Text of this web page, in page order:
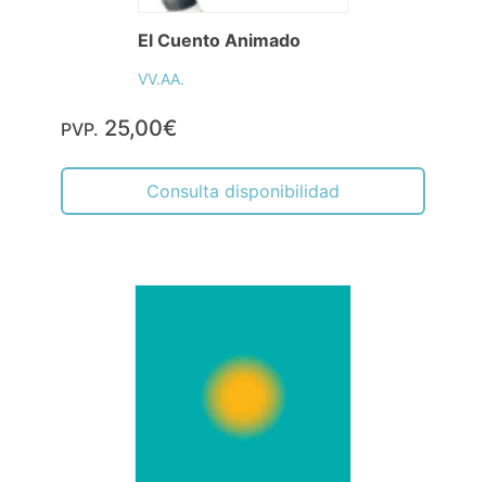
El Cuento Animado
VV.AA.
PVP. 25,00€
Consulta disponibilidad